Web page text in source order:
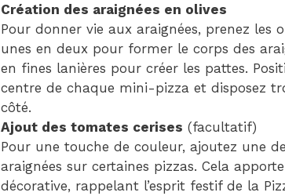
Création des araignées en olives
Pour donner vie aux araignées, prenez les
unes en deux pour former le corps des
en fines lanières pour créer les pattes.
centre de chaque mini-pizza et disposez
côté.
Ajout des tomates cerises (facultatif)
Pour une touche de couleur, ajoutez une
araignées sur certaines pizzas. Cela
décorative, rappelant l’esprit festif de la